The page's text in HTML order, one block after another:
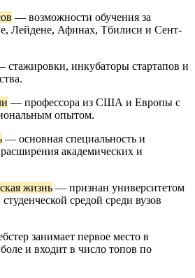
— возможности обучения за
Лейдене, Афинах, Тбилиси и Сент-
стажировки, инкубаторы стартапов и
— профессора из США и Европы с
опытом.
— основная специальность и
академических и
жизнь — признан университетом
средой среди вузов
занимает первое место в
и входит в число топов по